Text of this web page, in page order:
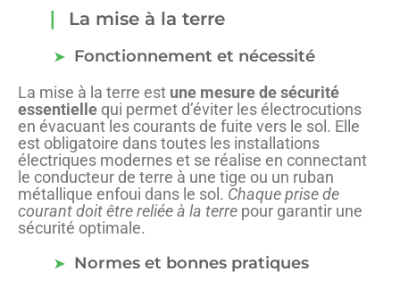
La mise à la terre
Fonctionnement et nécessité
La mise à la terre est une mesure de sécurité
essentielle qui permet d’éviter les électrocutions
en évacuant les courants de fuite vers le sol. Elle
est obligatoire dans toutes les installations
électriques modernes et se réalise en connectant
le conducteur de terre à une tige ou un ruban
métallique enfoui dans le sol. Chaque prise de
courant doit être reliée à la terre pour garantir une
sécurité optimale.
Normes et bonnes pratiques